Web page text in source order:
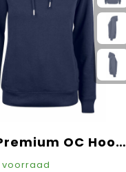
Clique Premium OC Hoody Women